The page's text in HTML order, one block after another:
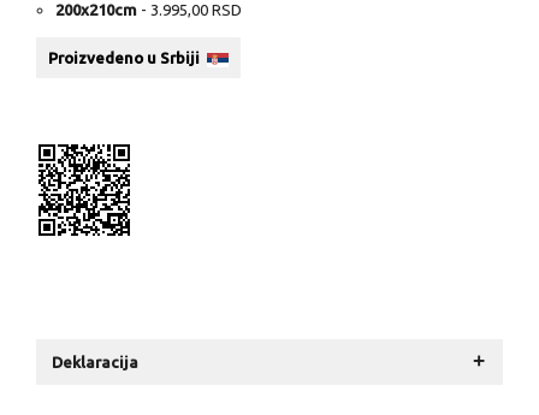
200x210cm- 3.995,00 RSD
Proizvedeno u Srbiji
Deklaracija +